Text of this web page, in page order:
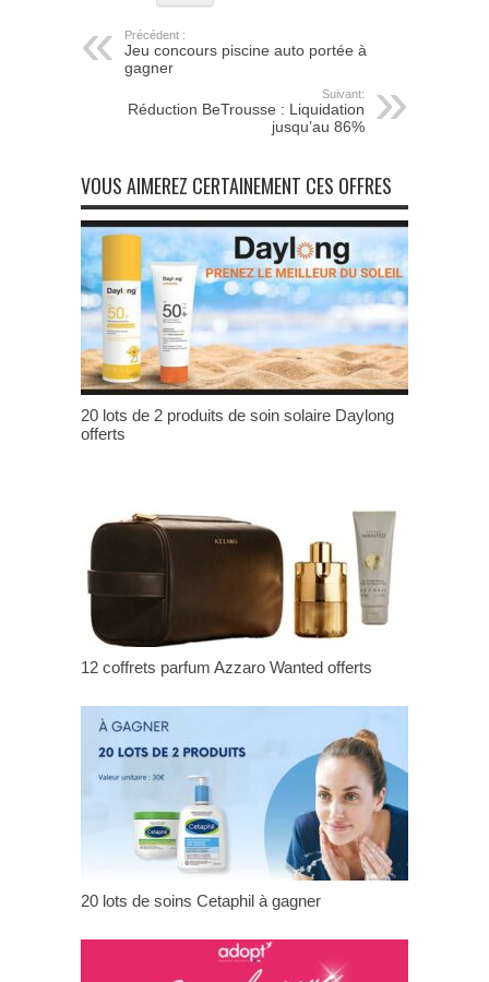
Précédent :
Jeu concours piscine auto portée à
gagner
Suivant:
Réduction BeTrousse : Liquidation
jusqu’au 86%
VOUS AIMEREZ CERTAINEMENT CES OFFRES
20 lots de 2 produits de soin solaire Daylong
offerts
12 coffrets parfum Azzaro Wanted offerts
20 lots de soins Cetaphil à gagner